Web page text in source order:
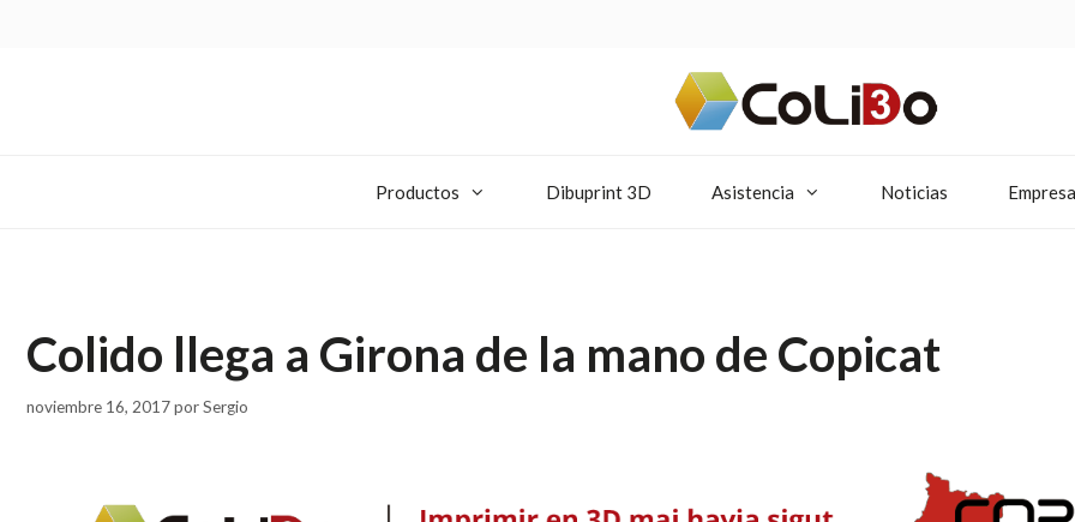
Productos Dibuprint 3D Asistencia Noticias Empresa
Colido llega a Girona de la mano de Copicat
noviembre 16, 2017porSergio